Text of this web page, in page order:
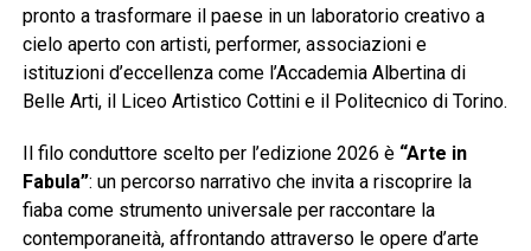
pronto a trasformare il paese in un laboratorio creativo a
cielo aperto con artisti, performer, associazioni e
istituzioni d’eccellenza come l’Accademia Albertina di
Belle Arti, il Liceo Artistico Cottini e il Politecnico di Torino.
Il filo conduttore scelto per l’edizione 2026 è “Arte in
Fabula”: un percorso narrativo che invita a riscoprire la
fiaba come strumento universale per raccontare la
contemporaneità, affrontando attraverso le opere d’arte